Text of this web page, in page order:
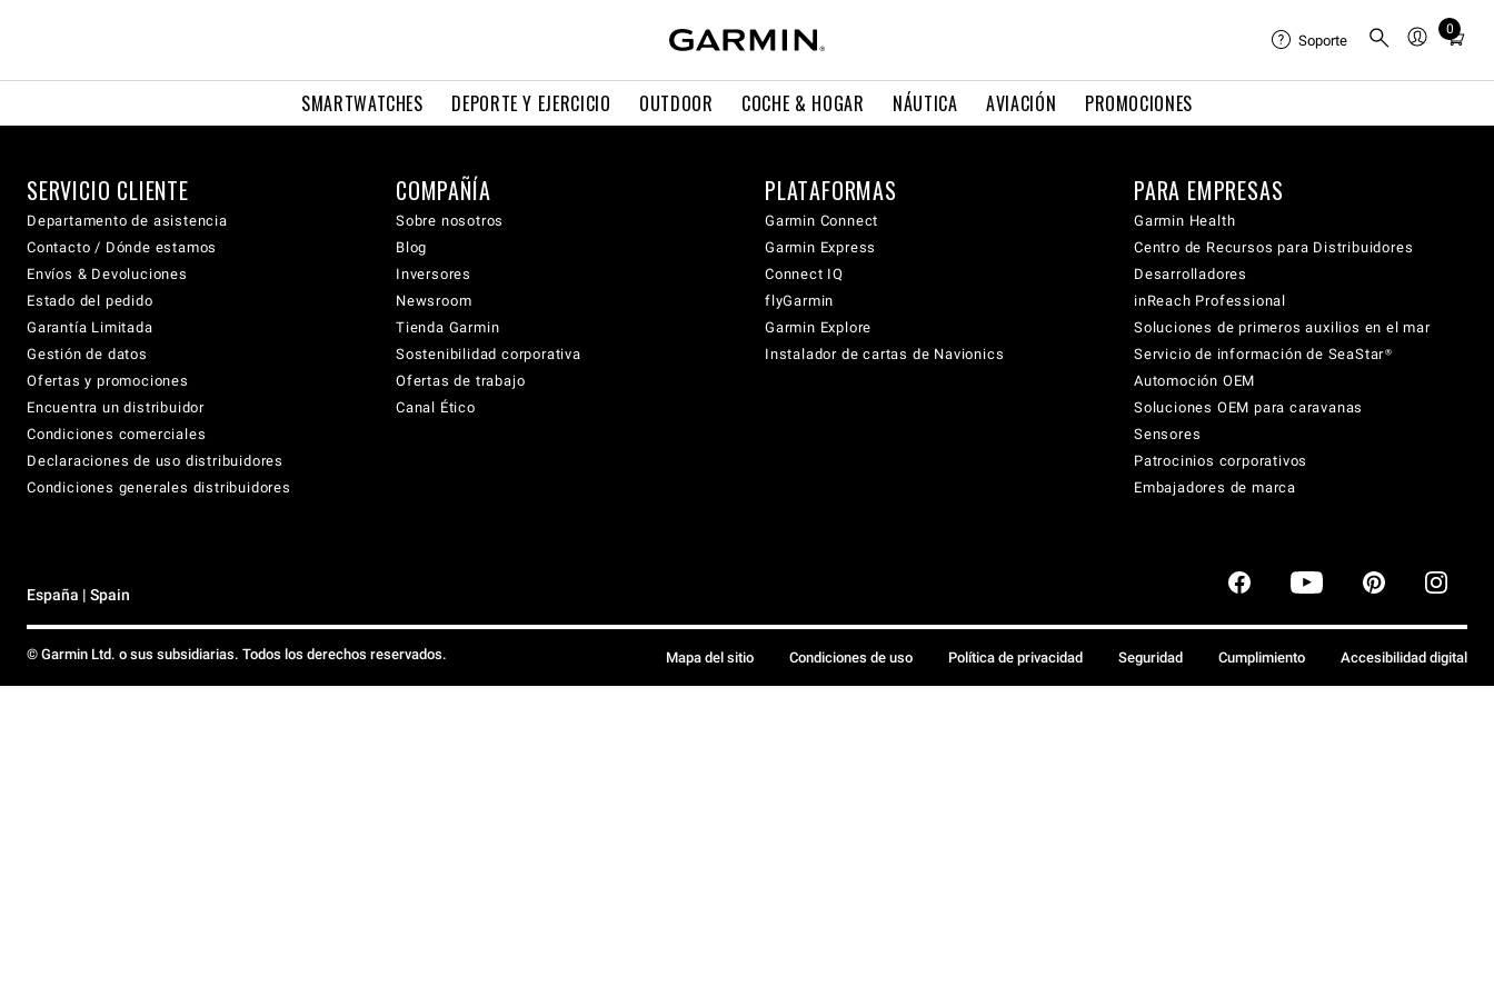
SMARTWATCHES DEPORTE Y EJERCICIO OUTDOOR COCHE & HOGAR NÁUTICA AVIACIÓN PROMOCIONES
Soporte
0
Total
cart:
SERVICIO CLIENTE
Departamento de asistencia
Contacto / Dónde estamos
Envíos & Devoluciones
Estado del pedido
Garantía Limitada
Gestión de datos
Ofertas y promociones
Encuentra un distribuidor
Condiciones comerciales
Declaraciones de uso distribuidores
Condiciones generales distribuidores
COMPAÑÍA
Sobre nosotros
Blog
Inversores
Newsroom
Tienda Garmin
Sostenibilidad corporativa
Ofertas de trabajo
Canal Ético
PLATAFORMAS
Garmin Connect
Garmin Express
Connect IQ
flyGarmin
Garmin Explore
Instalador de cartas de Navionics
PARA EMPRESAS
Garmin Health
Centro de Recursos para Distribuidores
Desarrolladores
inReach Professional
Soluciones de primeros auxilios en el mar
Servicio de información de SeaStar®
Automoción OEM
Soluciones OEM para caravanas
Sensores
Patrocinios corporativos
Embajadores de marca
España | Spain
© Garmin Ltd. o sus subsidiarias. Todos los derechos reservados. Mapa del sitio Condiciones de uso Política de privacidad Seguridad Cumplimiento Accesibilidad digital